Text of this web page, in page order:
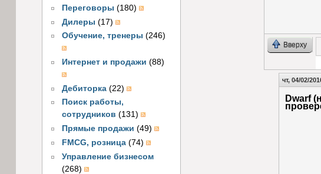
Переговоры (180)
Дилеры (17)
Обучение, тренеры (246)
Интернет и продажи (88)
Дебиторка (22)
Поиск работы,
сотрудников (131)
Прямые продажи (49)
FMCG, розница (74)
Управление бизнесом
(268)
Вверху
чт, 04/02/
Dwarf